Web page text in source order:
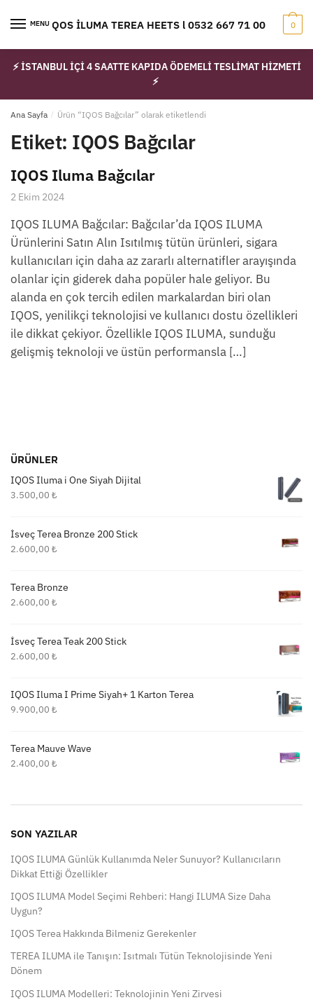
MENUIQOS İLUMA TEREA HEETS l 0532 667 71 00 0
⚡ İSTANBUL İÇİ 4 SAATTE KAPIDA ÖDEMELİ TESLİMAT HİZMETİ
⚡
Ana Sayfa / Ürün “IQOS Bağcılar” olarak etiketlendi
Etiket: IQOS Bağcılar
IQOS Iluma Bağcılar
2 Ekim 2024
IQOS ILUMA Bağcılar: Bağcılar’da IQOS ILUMA
Ürünlerini Satın Alın Isıtılmış tütün ürünleri, sigara
kullanıcıları için daha az zararlı alternatifler arayışında
olanlar için giderek daha popüler hale geliyor. Bu
alanda en çok tercih edilen markalardan biri olan
IQOS, yenilikçi teknolojisi ve kullanıcı dostu özellikleri
ile dikkat çekiyor. Özellikle IQOS ILUMA, sunduğu
gelişmiş teknoloji ve üstün performansla […]
ÜRÜNLER
IQOS Iluma i One Siyah Dijital
3.500,00 ₺
İsveç Terea Bronze 200 Stick
2.600,00 ₺
Terea Bronze
2.600,00 ₺
İsveç Terea Teak 200 Stick
2.600,00 ₺
IQOS Iluma I Prime Siyah+ 1 Karton Terea
9.900,00 ₺
Terea Mauve Wave
2.400,00 ₺
SON YAZILAR
IQOS ILUMA Günlük Kullanımda Neler Sunuyor? Kullanıcıların
Dikkat Ettiği Özellikler
IQOS ILUMA Model Seçimi Rehberi: Hangi ILUMA Size Daha
Uygun?
IQOS Terea Hakkında Bilmeniz Gerekenler
TEREA ILUMA ile Tanışın: Isıtmalı Tütün Teknolojisinde Yeni
Dönem
IQOS ILUMA Modelleri: Teknolojinin Yeni Zirvesi